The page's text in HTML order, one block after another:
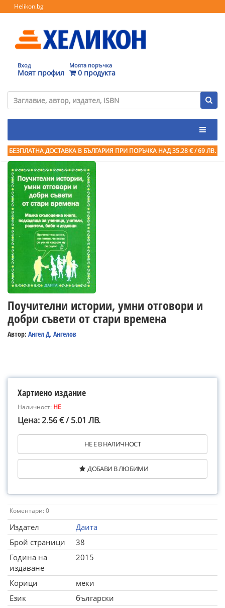
Helikon.bg
Вход
Моят профил
Моята поръчка
0 продукта
БЕЗПЛАТНА ДОСТАВКА В БЪЛГАРИЯ ПРИ ПОРЪЧКА НАД 35.28 € / 69 ЛВ.
Поучителни истории, умни отговори и
добри съвети от стари времена
Автор: Ангел Д. Ангелов
Хартиено издание
Наличност: НЕ
Цена: 2.56 € / 5.01 ЛВ.
НЕ Е В НАЛИЧНОСТ
ДОБАВИ В ЛЮБИМИ
Коментари: 0
Издател
Даита
Брой страници
38
Година на
издаване
2015
Корици
меки
Език
български